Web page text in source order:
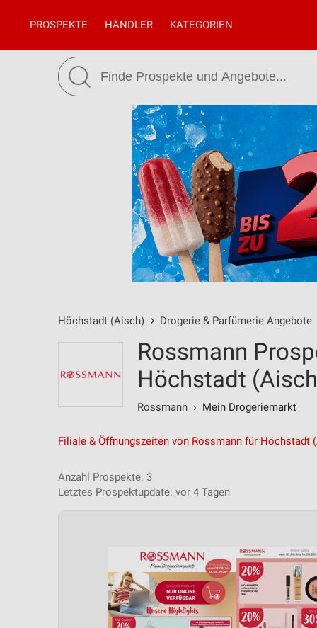
PROSPEKTE HÄNDLER KATEGORIEN
Höchstadt (Aisch) Drogerie & Parfümerie Angebote
Rossmann
Höchstadt
Rossmann › Mein Drogeriemarkt
Filiale & Öffnungszeiten von Rossmann für Höchstadt
Anzahl Prospekte: 3
Letztes Prospektupdate: vor 4 Tagen